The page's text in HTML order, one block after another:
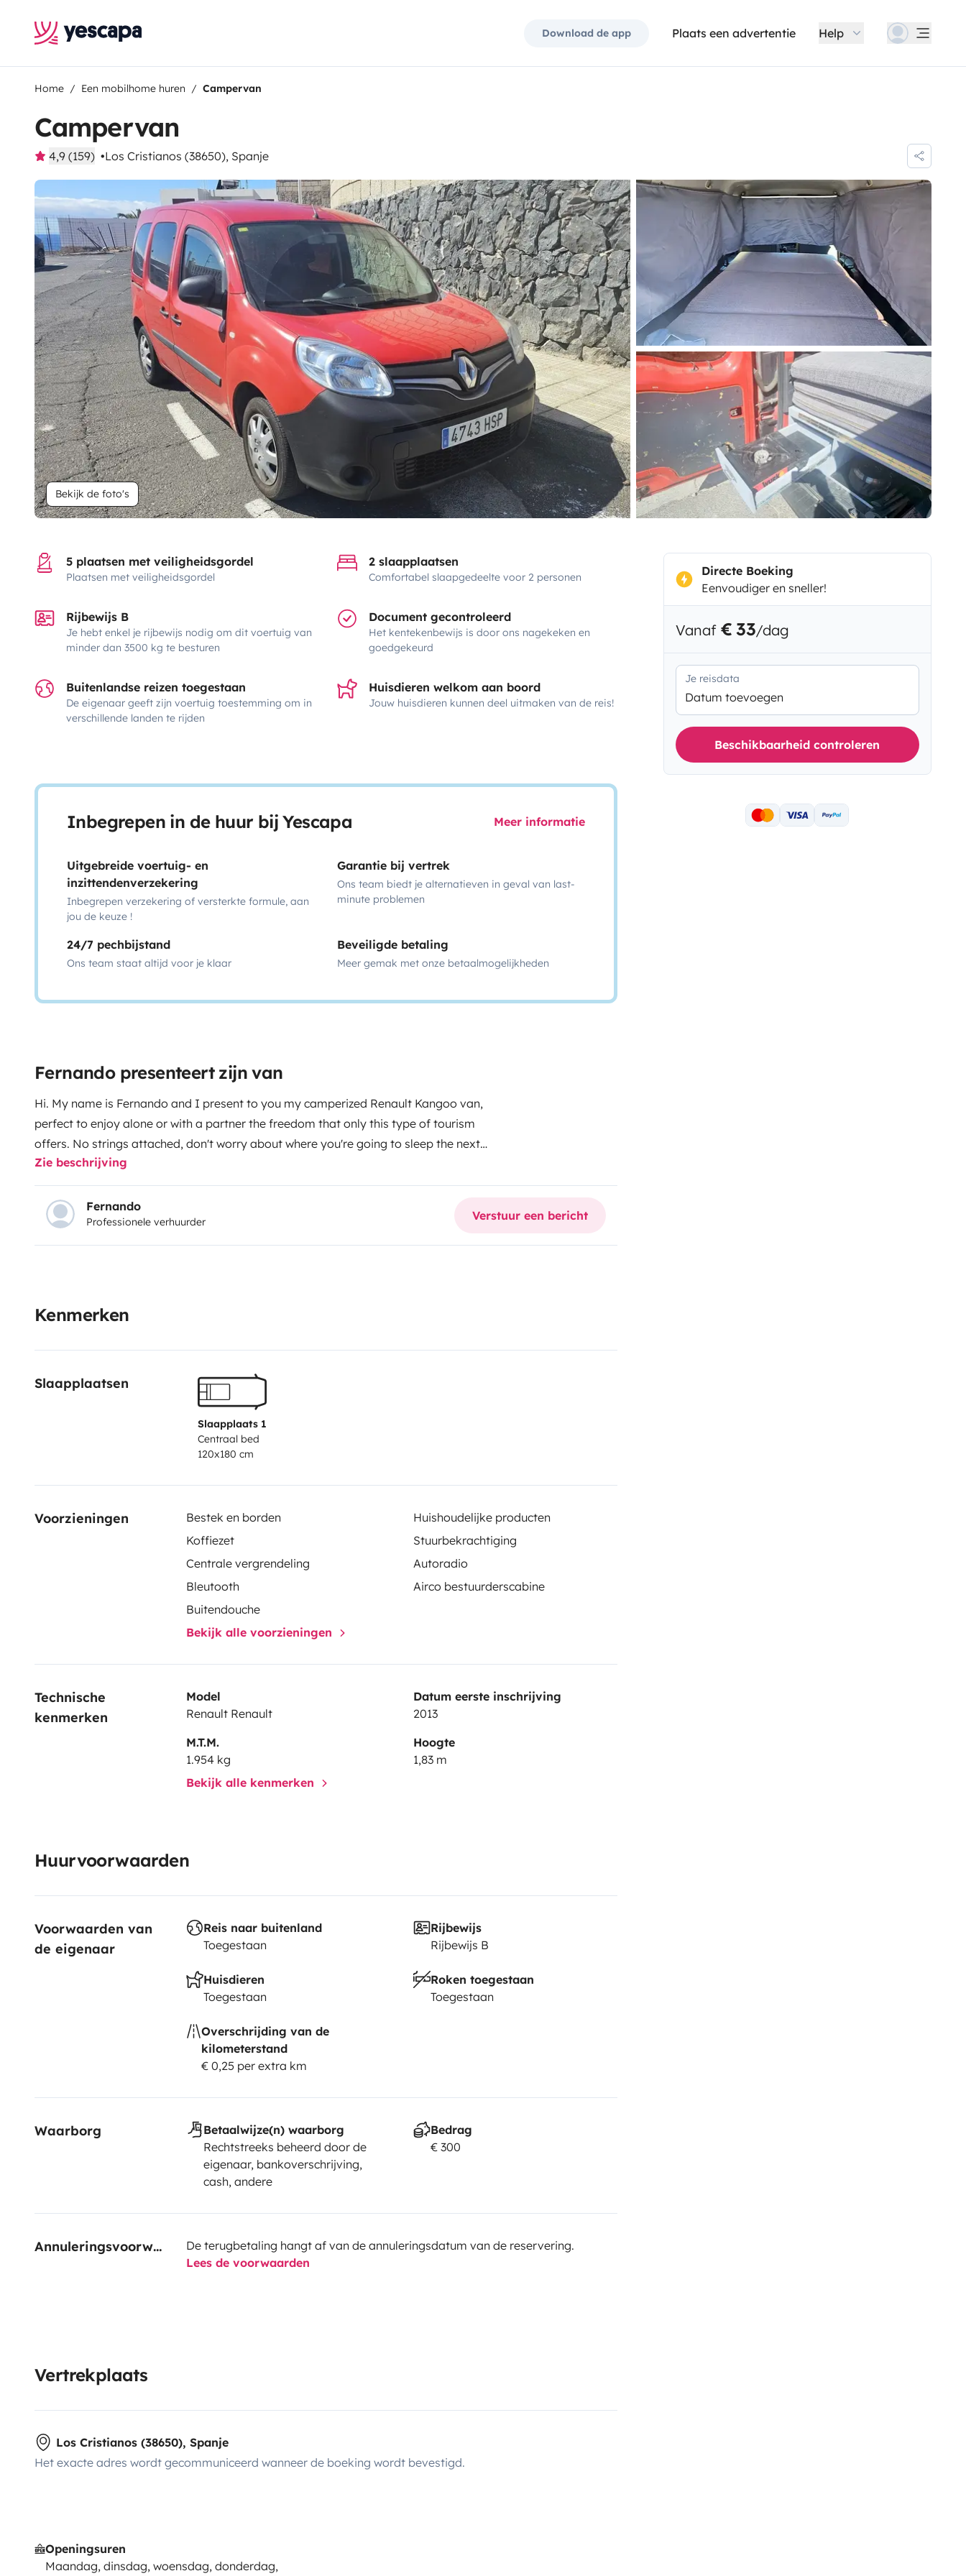
Download de app Plaats een advertentie Help
Home Een mobilhome huren Campervan
Campervan
4,9 (159) Los Cristianos (38650), Spanje
Bekijk de foto's
5 plaatsen met veiligheidsgordel
Plaatsen met veiligheidsgordel
2 slaapplaatsen
Comfortabel slaapgedeelte voor 2 personen
Rijbewijs B
Je hebt enkel je rijbewijs nodig om dit voertuig van
minder dan 3500 kg te besturen
Document gecontroleerd
Het kentekenbewijs is door ons nagekeken en
goedgekeurd
Buitenlandse reizen toegestaan
De eigenaar geeft zijn voertuig toestemming om in
verschillende landen te rijden
Huisdieren welkom aan boord
Jouw huisdieren kunnen deel uitmaken van de reis!
Inbegrepen in de huur bij Yescapa Meer informatie
Uitgebreide voertuig- en
inzittendenverzekering
Inbegrepen verzekering of versterkte formule, aan
jou de keuze !
Garantie bij vertrek
Ons team biedt je alternatieven in geval van last-
minute problemen
24/7 pechbijstand
Ons team staat altijd voor je klaar
Beveiligde betaling
Meer gemak met onze betaalmogelijkheden
Fernando presenteert zijn van
Hi. My name is Fernando and I present to you my camperized Renault Kangoo van,
perfect to enjoy alone or with a partner the freedom that only this type of tourism
offers. No strings attached, don't worry about where you're going to sleep the next
day... Sleep where you want enjoying the best landscapes of the island at your
leisure!The surprisingly comfortable bed made of the densest foam on the market is
117x180. In addition, it is one of the vans with the lowest consumption on the market,
which is also noticeable at the end of the trip.
As equipment it brings: -portable gas
stove, set of cutlery and kitchenware, as well as basic products such as oil, salt,
space protected from inclement weather
Zie beschrijving
Fernando
Professionele verhuurder Verstuur een bericht
Kenmerken
Slaapplaatsen
Slaapplaats 1
Centraal bed
120x180 cm
Voorzieningen Bestek en borden
Huishoudelijke producten
Koffiezet
Stuurbekrachtiging
Centrale vergrendeling
Autoradio
Bleutooth
Airco bestuurderscabine
Buitendouche
Bekijk alle voorzieningen
Technische
kenmerken
Model
Renault Renault
Datum eerste inschrijving
2013
M.T.M.
1.954 kg
Hoogte
1,83 m
Bekijk alle kenmerken
Huurvoorwaarden
Voorwaarden van
de eigenaar
Reis naar buitenland
Toegestaan
Rijbewijs
Rijbewijs B
Huisdieren
Toegestaan
Roken toegestaan
Toegestaan
Overschrijding van de
kilometerstand
€ 0,25 per extra km
Waarborg
Betaalwijze(n) waarborg
Rechtstreeks beheerd door de
eigenaar, bankoverschrijving,
cash, andere
Bedrag
€ 300
Annuleringsvoorwaarden
De terugbetaling hangt af van de annuleringsdatum van de reservering.
Lees de voorwaarden
Vertrekplaats
Los Cristianos (38650), Spanje
Het exacte adres wordt gecommuniceerd wanneer de boeking wordt bevestigd.
Openingsuren
Maandag, dinsdag, woensdag, donderdag,
Directe Boeking
Eenvoudiger en sneller!
Vanaf € 33/dag
Je reisdata
Datum toevoegen
Beschikbaarheid controleren